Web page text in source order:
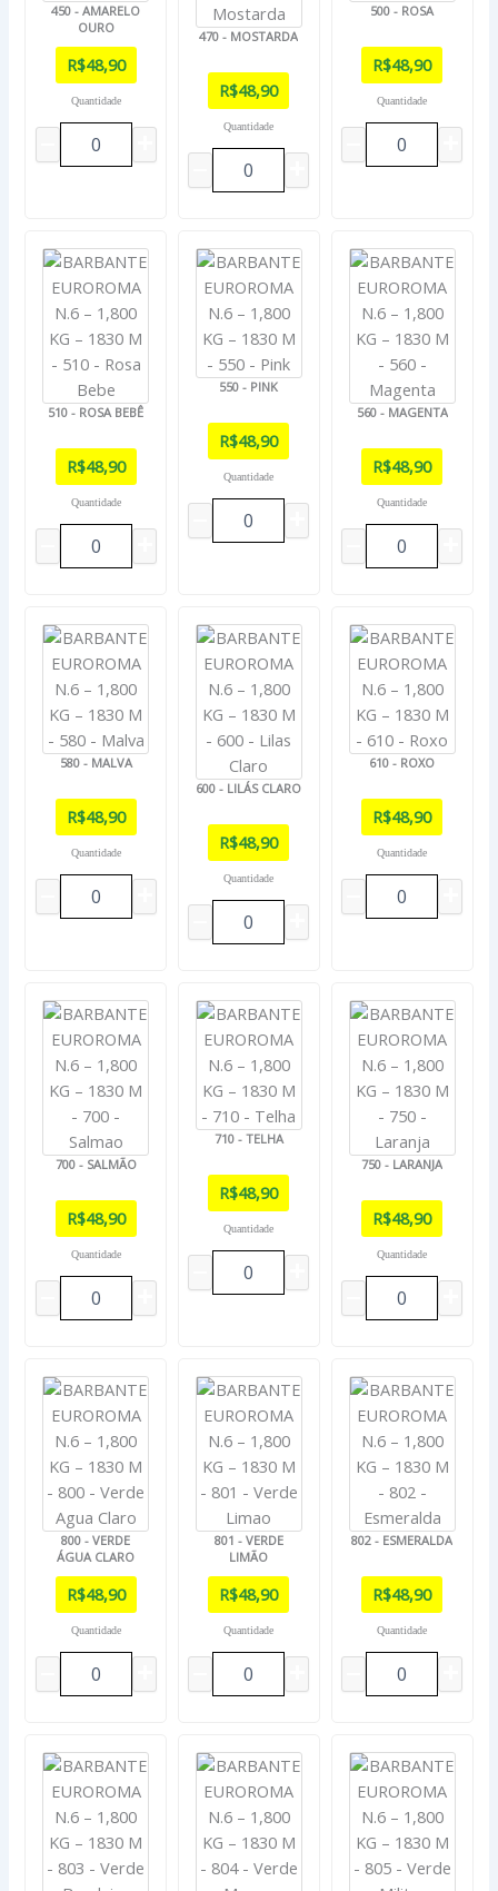
450 - AMARELO
OURO
R$48,90
Quantidade
470 - MOSTARDA
R$48,90
Quantidade
500 - ROSA
R$48,90
Quantidade
510 - ROSA BEBÊ
R$48,90
Quantidade
550 - PINK
R$48,90
Quantidade
560 - MAGENTA
R$48,90
Quantidade
580 - MALVA
R$48,90
Quantidade
600 - LILÁS CLARO
R$48,90
Quantidade
610 - ROXO
R$48,90
Quantidade
700 - SALMÃO
R$48,90
Quantidade
710 - TELHA
R$48,90
Quantidade
750 - LARANJA
R$48,90
Quantidade
800 - VERDE
ÁGUA CLARO
R$48,90
Quantidade
801 - VERDE
LIMÃO
R$48,90
Quantidade
802 - ESMERALDA
R$48,90
Quantidade